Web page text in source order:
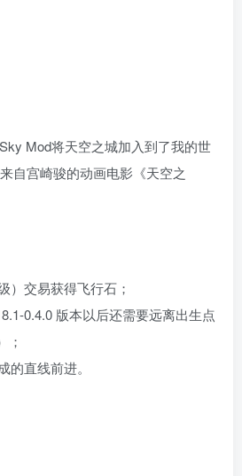
Mod将天空之城加入到了我的世
自宫崎骏的动画电影《天空之
）交易获得飞行石；
0.4.0 版本以后还需要远离出生点
；
的直线前进。